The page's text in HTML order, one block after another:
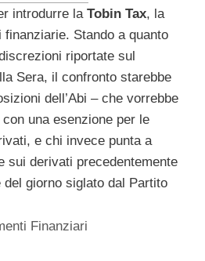
introdurre la Tobin Tax, la
Stando a quanto
riportate sul
Sera, il confronto starebbe
dell’Abi – che vorrebbe
una esenzione per le
e chi invece punta a
sui derivati precedentemente
del giorno siglato dal Partito
Finanziari